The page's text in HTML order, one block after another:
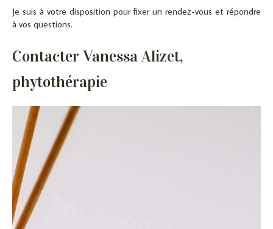
Je suis à votre disposition pour fixer un rendez-vous et répondre
à vos questions.
Contacter Vanessa Alizet,
phytothérapie